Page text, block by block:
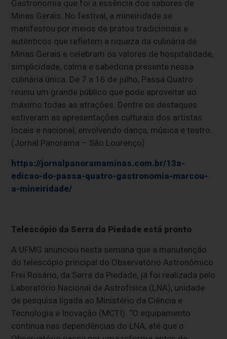
Gastronomia que foi a essência dos sabores de
Minas Gerais. No festival, a mineiridade se
manifestou por meios de pratos tradicionais e
autênticos que refletem a riqueza da culinária de
Minas Gerais e celebram os valores de hospitalidade,
simplicidade, calma e sabedoria presente nessa
culinária única. De 7 a 16 de julho, Passa Quatro
reuniu um grande público que pode aproveitar ao
máximo todas as atrações. Dentre os destaques
estiveram as apresentações culturais dos artistas
locais e nacional, envolvendo dança, música e teatro.
(Jornal Panorama – São Lourenço)
https://jornalpanoramaminas.com.br/13a-
edicao-do-passa-quatro-gastronomia-marcou-
a-mineiridade/
Telescópio da Serra da Piedade está pronto
A UFMG anunciou nesta semana que a manutenção
do telescópio principal do Observatório Astronômico
Frei Rosário, da Serra da Piedade, já foi realizada pelo
Laboratório Nacional de Astrofísica (LNA), unidade
de pesquisa ligada ao Ministério da Ciência e
Tecnologia e Inovação (MCTI). “O equipamento
continua nas dependências do LNA, até que o